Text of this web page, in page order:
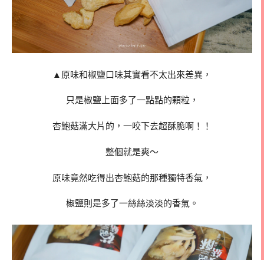
▲原味和椒鹽口味其實看不太出來差異，
只是椒鹽上面多了一點點的顆粒，
杏鮑菇滿大片的，一咬下去超酥脆啊！！
整個就是爽～
原味竟然吃得出杏鮑菇的那種獨特香氣，
椒鹽則是多了一絲絲淡淡的香氣。